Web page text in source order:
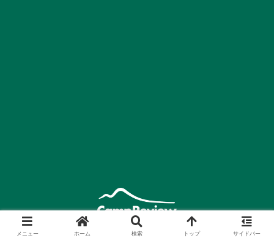
運営会社 プライバシーポリシー
メニュー ホーム 検索 トップ サイドバー